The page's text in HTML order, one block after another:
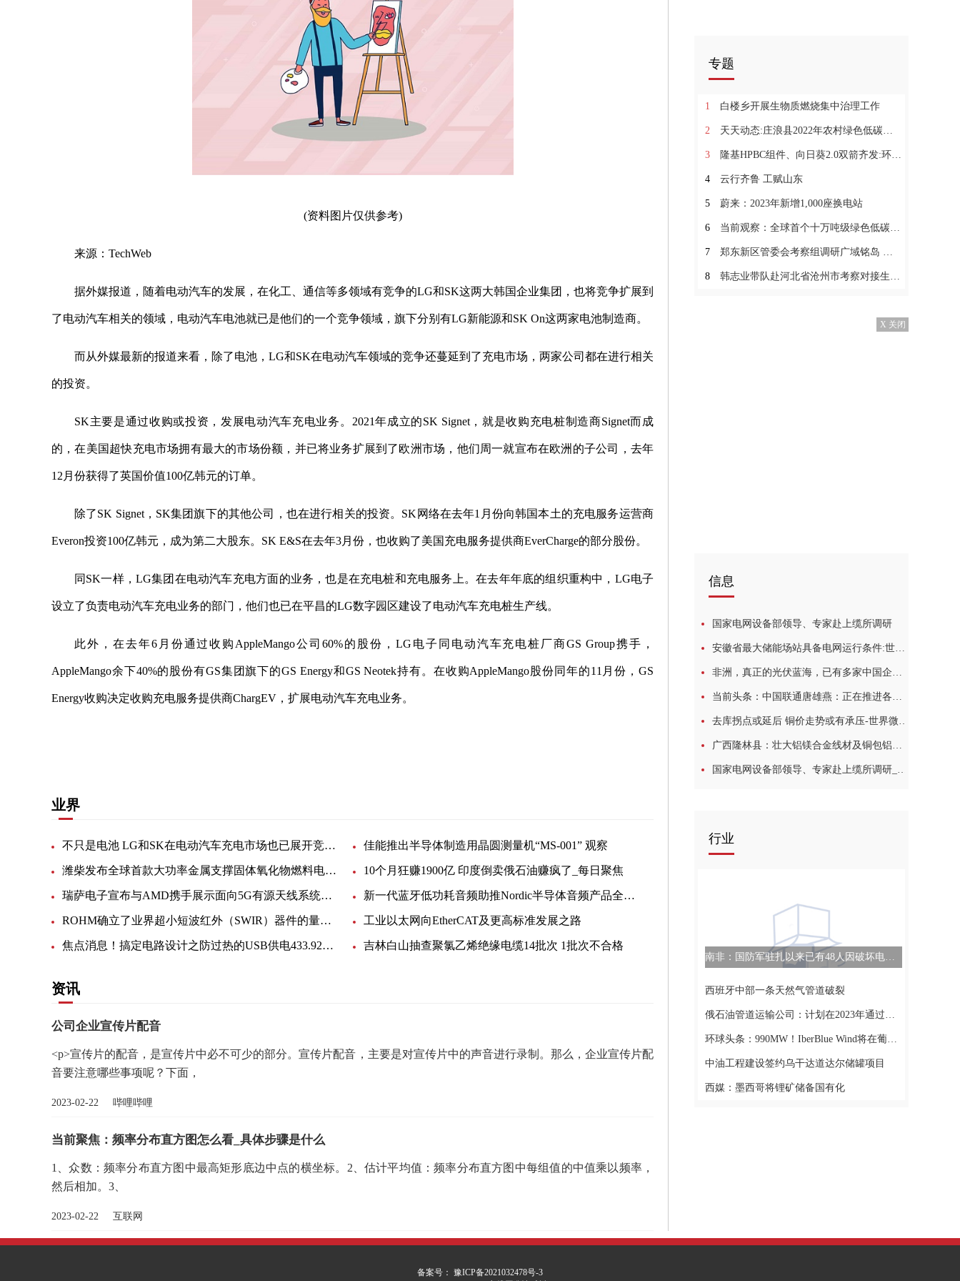
(资料图片仅供参考)
来源：TechWeb
据外媒报道，随着电动汽车的发展，在化工、通信等多领域有竞争的LG和SK这两大韩国企业集团，也将竞争扩展到
了电动汽车相关的领域，电动汽车电池就已是他们的一个竞争领域，旗下分别有LG新能源和SK On这两家电池制造商。
而从外媒最新的报道来看，除了电池，LG和SK在电动汽车领域的竞争还蔓延到了充电市场，两家公司都在进行相关
的投资。
SK主要是通过收购或投资，发展电动汽车充电业务。2021年成立的SK Signet，就是收购充电桩制造商Signet而成
的，在美国超快充电市场拥有最大的市场份额，并已将业务扩展到了欧洲市场，他们周一就宣布在欧洲的子公司，去年
12月份获得了英国价值100亿韩元的订单。
除了SK Signet，SK集团旗下的其他公司，也在进行相关的投资。SK网络在去年1月份向韩国本土的充电服务运营商
Everon投资100亿韩元，成为第二大股东。SK E&S在去年3月份，也收购了美国充电服务提供商EverCharge的部分股份。
同SK一样，LG集团在电动汽车充电方面的业务，也是在充电桩和充电服务上。在去年年底的组织重构中，LG电子
设立了负责电动汽车充电业务的部门，他们也已在平昌的LG数字园区建设了电动汽车充电桩生产线。
此外，在去年6月份通过收购AppleMango公司60%的股份，LG电子同电动汽车充电桩厂商GS Group携手，
AppleMango余下40%的股份有GS集团旗下的GS Energy和GS Neotek持有。在收购AppleMango股份同年的11月份，GS
Energy收购决定收购充电服务提供商ChargEV，扩展电动汽车充电业务。
业界
不只是电池 LG和SK在电动汽车充电市场也已展开竞争:世界简讯 佳能推出半导体制造用晶圆测量机“MS-001” 观察
潍柴发布全球首款大功率金属支撑固体氧化物燃料电池SOFC商业化产 10个月狂赚1900亿 印度倒卖俄石油赚疯了_每日聚焦
瑞萨电子宣布与AMD携手展示面向5G有源天线系统的完整RF和数字前端设计 新一代蓝牙低功耗音频助推Nordic半导体音频产品全面升级
ROHM确立了业界超小短波红外（SWIR）器件的量产技术 非常适用于便携设备和可穿戴设备等新领域的感测应用 工业以太网向EtherCAT及更高标准发展之路
焦点消息！搞定电路设计之防过热的USB供电433.92MHz RF功率放大器 吉林白山抽查聚氯乙烯绝缘电缆14批次 1批次不合格
资讯
公司企业宣传片配音
<p>宣传片的配音，是宣传片中必不可少的部分。宣传片配音，主要是对宣传片中的声音进行录制。那么，企业宣传片配
音要注意哪些事项呢？下面，
2023-02-22 哔哩哔哩
当前聚焦：频率分布直方图怎么看_具体步骤是什么
1、众数：频率分布直方图中最高矩形底边中点的横坐标。2、估计平均值：频率分布直方图中每组值的中值乘以频率，
然后相加。3、
2023-02-22 互联网
专题
1 白楼乡开展生物质燃烧集中治理工作
2 天天动态:庄浪县2022年农村绿色低碳村庄示范项目完工公示
3 隆基HPBC组件、向日葵2.0双箭齐发:环球快看
4 云行齐鲁 工赋山东
5 蔚来：2023年新增1,000座换电站
6 当前观察：全球首个十万吨级绿色低碳甲醇工厂投产 推动中国式现代化生动实践
7 郑东新区管委会考察组调研广域铭岛 双方就产业数字化探讨合作
8 韩志业带队赴河北省沧州市考察对接生物质综合利用项目_实时
X 关闭
信息
国家电网设备部领导、专家赴上缆所调研
安徽省最大储能场站具备电网运行条件:世界观焦点
非洲，真正的光伏蓝海，已有多家中国企业率先布局-全球焦点
当前头条：中国联通唐雄燕：正在推进各类新型光纤技术研究和应用
去库拐点或延后 铜价走势或有承压-世界微动态
广西隆林县：壮大铝镁合金线材及铜包铝线材产业，工业提质“铝”创新绩 环球观点
国家电网设备部领导、专家赴上缆所调研_热点在线
行业
南非：国防军驻扎以来已有48人因破坏电力设施被捕:环球报道
西班牙中部一条天然气管道破裂
俄石油管道运输公司：计划在2023年通过科兹米诺港转运至少4000万吨石油
环球头条：990MW！IberBlue Wind将在葡萄牙建造Botafogo浮动海上风电场
中油工程建设签约乌干达道达尔储罐项目
西媒：墨西哥将锂矿储备国有化
备案号： 豫ICP备2021032478号-3